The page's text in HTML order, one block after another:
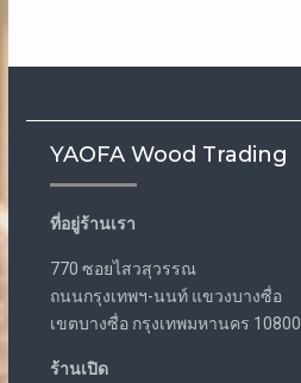
YAOFA Wood Trading
ที่อยู่ร้านเรา
770 ซอยไสวสุวรรณ
ถนนกรุงเทพฯ-นนท์ แขวงบางซื่อ
เขตบางซื่อ กรุงเทพมหานคร 10800
ร้านเปิด